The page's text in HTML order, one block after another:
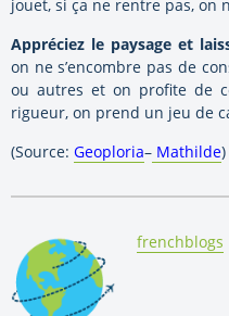
jouet, si ça ne rentre pas, on
Appréciez le paysage et
on ne s’encombre pas de
ou autres et on profite de
rigueur, on prend un jeu de
(Source: Geoploria– Mathilde)
By:
frenchblogs